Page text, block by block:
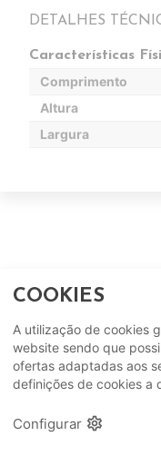
DETALHES
Características
Comprimento
Altura
Largura
COMPLEMENTOS
COOKIES
A utilização de cookies
website sendo que
ofertas adaptadas aos
definições de cookies a
Configurar settings